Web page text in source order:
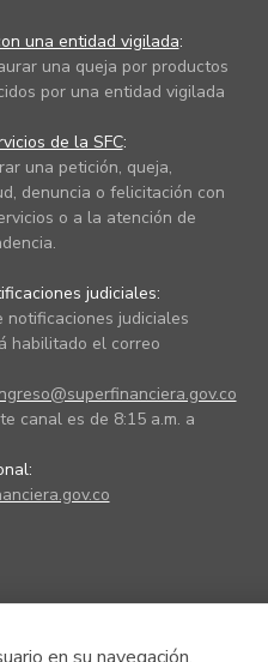
una entidad vigilada:
una queja por productos
por una entidad vigilada
de la SFC:
una petición, queja,
denuncia o felicitación con
o a la atención de
judiciales:
notificaciones judiciales
habilitado el correo
canal es de 8:15 a.m. a